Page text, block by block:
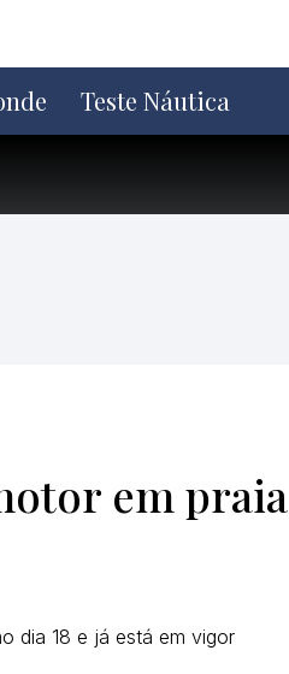
Teste Náutica
em praia
dia 18 e já está em vigor